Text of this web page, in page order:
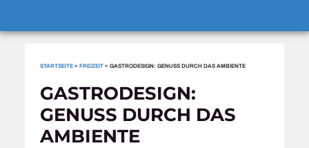
STARTSEITE »FREIZEIT »GASTRODESIGN: GENUSS DURCH DAS AMBIENTE
GASTRODESIGN:
GENUSS DURCH DAS
AMBIENTE